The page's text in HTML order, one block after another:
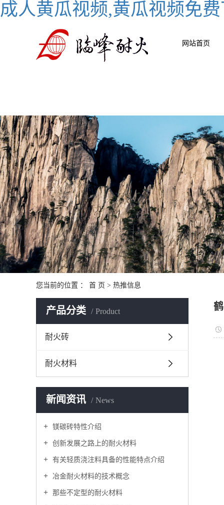
成人黄瓜视频,黄瓜视频免
网站首页
您当前的位置 ： 首 页 > 热推信息
产品分类 Product
耐火砖
耐火材料
新闻资讯 News
镁碳砖特性介绍
创新发展之路上的耐火材料
有关轻质浇注料具备的性能特点介绍​
冶金耐火材料的技术概念
那些不定型的耐火材料